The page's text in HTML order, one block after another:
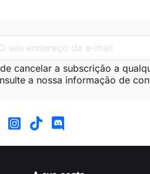
cancelar a subscrição a
a nossa informação de